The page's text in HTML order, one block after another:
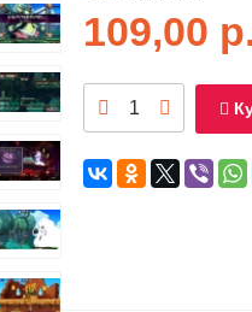
109,00 р.